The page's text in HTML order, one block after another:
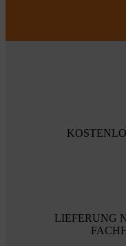
LIEFERUNG